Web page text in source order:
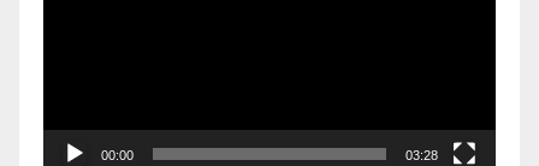
00:00 03:28